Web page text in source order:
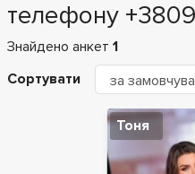
телефону
Знайдено анкет 1
Сортувати
Тоня